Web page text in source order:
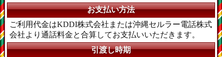
お支払い方法
ご利用代金はKDDI株式会社または沖縄セルラー電話株式
会社より通話料金と合算してお支払いいただきます。
引渡し時期